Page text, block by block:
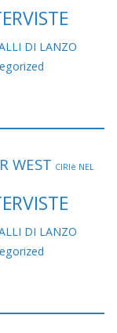
DI LANZO
WEST CIRIè NEL
DI LANZO